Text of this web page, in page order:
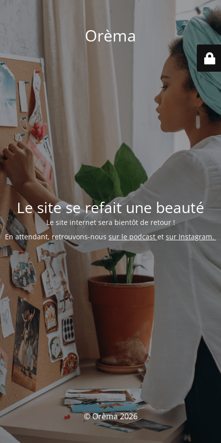
Orèma
Le site se refait une beauté
Le site internet sera bientôt de retour !
En attendant, retrouvons-nous sur le podcast et sur Instagram.
© Orèma 2026